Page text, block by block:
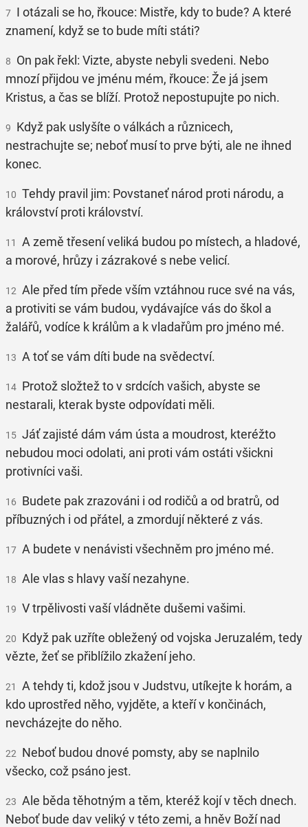
7 I otázali se ho, řkouce: Mistře, kdy to bude? A které
znamení, když se to bude míti státi?
8 On pak řekl: Vizte, abyste nebyli svedeni. Nebo
mnozí přijdou ve jménu mém, řkouce: Že já jsem
Kristus, a čas se blíží. Protož nepostupujte po nich.
9 Když pak uslyšíte o válkách a různicech,
nestrachujte se; neboť musí to prve býti, ale ne ihned
konec.
10 Tehdy pravil jim: Povstaneť národ proti národu, a
království proti království.
11
A země třesení veliká budou po místech, a hladové,
a morové, hrůzy i zázrakové s nebe velicí.
12 Ale před tím přede vším vztáhnou ruce své na vás,
a protiviti se vám budou, vydávajíce vás do škol a
žalářů, vodíce k králům a k vladařům pro jméno mé.
13 A toť se vám díti bude na svědectví.
14 Protož složtež to v srdcích vašich, abyste se
nestarali, kterak byste odpovídati měli.
15 Jáť zajisté dám vám ústa a moudrost, kteréžto
nebudou moci odolati, ani proti vám ostáti všickni
protivníci vaši.
16 Budete pak zrazováni i od rodičů a od bratrů, od
příbuzných i od přátel, a zmordují některé z vás.
17 A budete v nenávisti všechněm pro jméno mé.
18 Ale vlas s hlavy vaší nezahyne.
19 V trpělivosti vaší vládněte dušemi vašimi.
20 Když pak uzříte obležený od vojska Jeruzalém, tedy
vězte, žeť se přiblížilo zkažení jeho.
21
A tehdy ti, kdož jsou v Judstvu, utíkejte k horám, a
kdo uprostřed něho, vyjděte, a kteří v končinách,
nevcházejte do něho.
22 Neboť budou dnové pomsty, aby se naplnilo
všecko, což psáno jest.
23 Ale běda těhotným a těm, kteréž kojí v těch dnech.
Neboť bude dav veliký v této zemi, a hněv Boží nad